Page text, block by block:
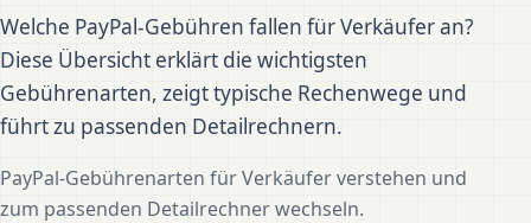
Welche PayPal-Gebühren fallen für Verkäufer an?
Diese Übersicht erklärt die wichtigsten
Gebührenarten, zeigt typische Rechenwege und
führt zu passenden Detailrechnern.
PayPal-Gebührenarten für Verkäufer verstehen und
zum passenden Detailrechner wechseln.